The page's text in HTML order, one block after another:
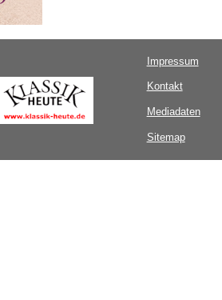
Impressum
Kontakt
Mediadaten
Sitemap